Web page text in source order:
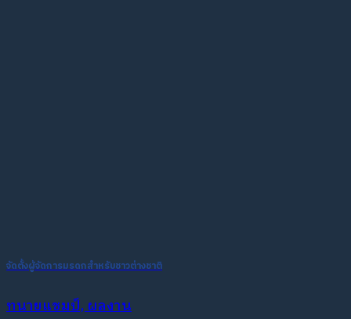
จัดตั้งผู้จัดการมรดกสำหรับชาวต่างชาติ
ทนายแชมป์, ผลงาน